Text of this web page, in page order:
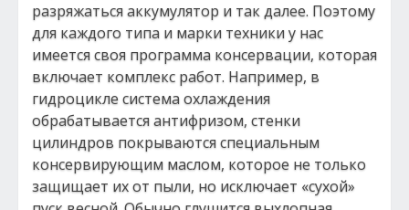
разряжаться аккумулятор и так далее. Поэтому
для каждого типа и марки техники у нас
имеется своя программа консервации, которая
включает комплекс работ. Например, в
гидроцикле система охлаждения
обрабатывается антифризом, стенки
цилиндров покрываются специальным
консервирующим маслом, которое не только
защищает их от пыли, но исключает «сухой»